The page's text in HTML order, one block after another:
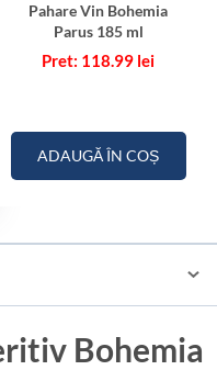
Pahare Vin Bohemia
Parus 185 ml
118.99 lei
ADAUGĂ ÎN COȘ
Bohemia